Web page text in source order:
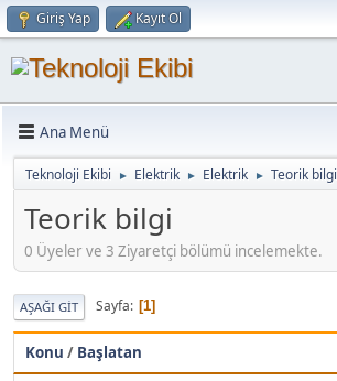
Giriş Yap Kayıt Ol
Ana Menü
Teknoloji Ekibi ► Elektrik ► Elektrik ► Teorik bilgi
Teorik bilgi
0 Üyeler ve 3 Ziyaretçi bölümü incelemekte.
AŞAĞI GIT Sayfa 1
Konu / Başlatan